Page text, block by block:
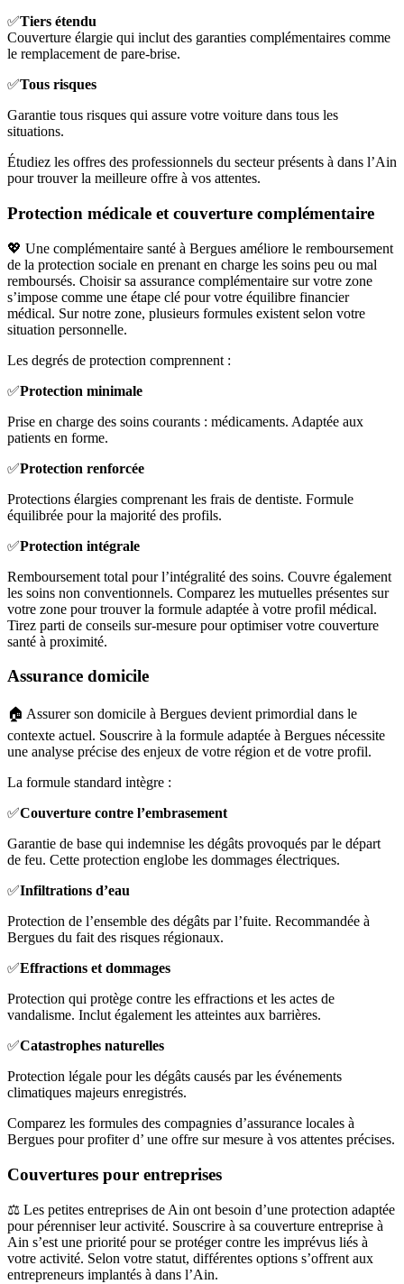
✅Tiers étendu
Couverture élargie qui inclut des garanties complémentaires comme
le remplacement de pare-brise.
✅Tous risques
Garantie tous risques qui assure votre voiture dans tous les
situations.
Étudiez les offres des professionnels du secteur présents à dans l’Ain
pour trouver la meilleure offre à vos attentes.
Protection médicale et couverture complémentaire
💖 Une complémentaire santé à Bergues améliore le remboursement
de la protection sociale en prenant en charge les soins peu ou mal
remboursés. Choisir sa assurance complémentaire sur votre zone
s’impose comme une étape clé pour votre équilibre financier
médical. Sur notre zone, plusieurs formules existent selon votre
situation personnelle.
Les degrés de protection comprennent :
✅Protection minimale
Prise en charge des soins courants : médicaments. Adaptée aux
patients en forme.
✅Protection renforcée
Protections élargies comprenant les frais de dentiste. Formule
équilibrée pour la majorité des profils.
✅Protection intégrale
Remboursement total pour l’intégralité des soins. Couvre également
les soins non conventionnels. Comparez les mutuelles présentes sur
votre zone pour trouver la formule adaptée à votre profil médical.
Tirez parti de conseils sur-mesure pour optimiser votre couverture
santé à proximité.
Assurance domicile
🏠 Assurer son domicile à Bergues devient primordial dans le
contexte actuel. Souscrire à la formule adaptée à Bergues nécessite
une analyse précise des enjeux de votre région et de votre profil.
La formule standard intègre :
✅Couverture contre l’embrasement
Garantie de base qui indemnise les dégâts provoqués par le départ
de feu. Cette protection englobe les dommages électriques.
✅Infiltrations d’eau
Protection de l’ensemble des dégâts par l’fuite. Recommandée à
Bergues du fait des risques régionaux.
✅Effractions et dommages
Protection qui protège contre les effractions et les actes de
vandalisme. Inclut également les atteintes aux barrières.
✅Catastrophes naturelles
Protection légale pour les dégâts causés par les événements
climatiques majeurs enregistrés.
Comparez les formules des compagnies d’assurance locales à
Bergues pour profiter d’ une offre sur mesure à vos attentes précises.
Couvertures pour entreprises
⚖️ Les petites entreprises de Ain ont besoin d’une protection adaptée
pour pérenniser leur activité. Souscrire à sa couverture entreprise à
Ain s’est une priorité pour se protéger contre les imprévus liés à
votre activité. Selon votre statut, différentes options s’offrent aux
entrepreneurs implantés à dans l’Ain.